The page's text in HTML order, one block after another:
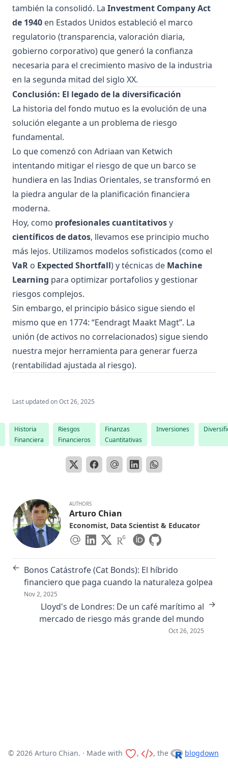
también la consolidó. La Investment Company Act
de 1940 en Estados Unidos estableció el marco
regulatorio (transparencia, valoración diaria,
gobierno corporativo) que generó la confianza
necesaria para el crecimiento masivo de la industria
en la segunda mitad del siglo XX.
Conclusión: El legado de la diversificación
La historia del fondo mutuo es la evolución de una
solución elegante a un problema de riesgo
fundamental.
Lo que comenzó con Adriaan van Ketwich
intentando mitigar el riesgo de que un barco se
hundiera en las Indias Orientales, se transformó en
la piedra angular de la planificación financiera
moderna.
Hoy, como profesionales cuantitativosy
científicos de datos, llevamos ese principio mucho
más lejos. Utilizamos modelos sofisticados (como el
VaR o Expected Shortfall) y técnicas de Machine
Learning para optimizar portafolios y gestionar
riesgos complejos.
Sin embargo, el principio básico sigue siendo el
mismo que en 1774: “Eendragt Maakt Magt”. La
unión (de activos no correlacionados) sigue siendo
nuestra mejor herramienta para generar fuerza
(rentabilidad ajustada al riesgo).
Last updated onOct 26, 2025
Historia
Financiera
Riesgos
Financieros
Finanzas
Cuantitativas
Inversiones
AUTHORS
Arturo Chian
Economist, Data Scientist & Educator
← Bonos Catástrofe (Cat Bonds): El híbrido
financiero que paga cuando la naturaleza golpea
Nov 2, 2025
Lloyd's de Londres: De un café marítimo al
mercado de riesgo más grande del mundo
Oct 26, 2025
→
© 2026 Arturo Chian. · Made with , , the blogdown